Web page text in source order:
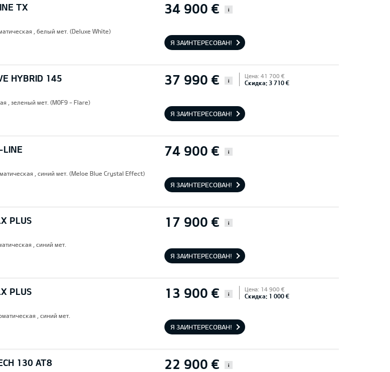
TX 34 900 € i
, белый мет. (Deluxe White)
Я ЗАИНТЕРЕСОВАН!
HYBRID 145 37 990 € i
Цена: 41 700 €
Скидка: 3 710 €
, зеленый мет. (M0F9 - Flare)
Я ЗАИНТЕРЕСОВАН!
LINE 74 900 € i
, синий мет. (Meloe Blue Crystal Effect)
Я ЗАИНТЕРЕСОВАН!
PLUS 17 900 € i
, синий мет.
Я ЗАИНТЕРЕСОВАН!
PLUS 13 900 € i
Цена: 14 900 €
Скидка: 1 000 €
, синий мет.
Я ЗАИНТЕРЕСОВАН!
130 AT8 22 900 € i